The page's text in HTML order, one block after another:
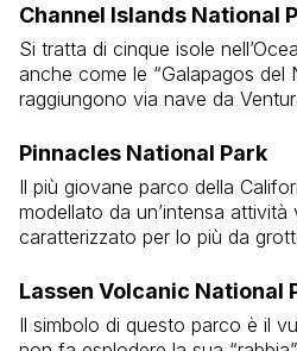
Channel Islands National
Si tratta di cinque isole
anche come le “Galapagos del
raggiungono via nave da
Pinnacles National Park
Il più giovane parco della
modellato da un’intensa attività
caratterizzato per lo più da
Lassen Volcanic National
Il simbolo di questo parco è il